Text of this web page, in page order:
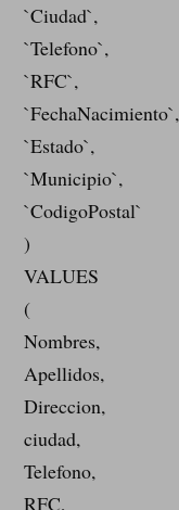
`Ciudad`,
`Telefono`,
`RFC`,
`FechaNacimiento`,
`Estado`,
`Municipio`,
`CodigoPostal`
)
VALUES
(
Nombres,
Apellidos,
Direccion,
ciudad,
Telefono,
RFC,